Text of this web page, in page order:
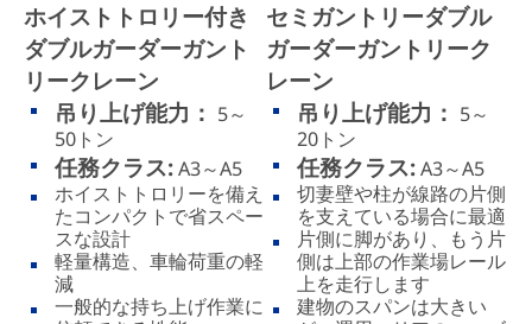
ホイストトロリー付き
ダブルガーダーガント
リークレーン
吊り上げ能力： 5～
50トン
任務クラス:A3～A5
ホイストトロリーを備え
たコンパクトで省スペー
スな設計
軽量構造、車輪荷重の軽
減
一般的な持ち上げ作業に
セミガントリーダブル
ガーダーガントリーク
レーン
吊り上げ能力： 5～
20トン
任務クラス:A3～A5
切妻壁や柱が線路の片側
を支えている場合に最適
片側に脚があり、もう片
側は上部の作業場レール
上を走行します
建物のスパンは大きい